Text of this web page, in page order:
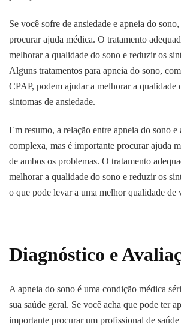
Se você sofre de ansiedade e apneia do
procurar ajuda médica. O tratamento
melhorar a qualidade do sono e reduzir os
Alguns tratamentos para apneia do sono,
CPAP, podem ajudar a melhorar a qualidade
sintomas de ansiedade.
Em resumo, a relação entre apneia do sono e
complexa, mas é importante procurar ajuda
de ambos os problemas. O tratamento
melhorar a qualidade do sono e reduzir os
o que pode levar a uma melhor qualidade de
Diagnóstico e
A apneia do sono é uma condição médica
sua saúde geral. Se você acha que pode ter
importante procurar um profissional de